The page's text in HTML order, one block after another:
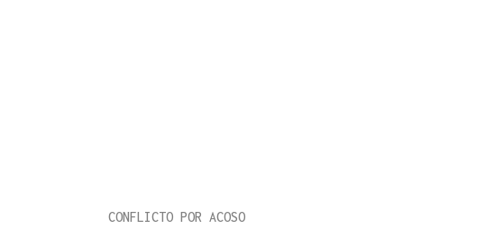
CONFLICTO POR ACOSO